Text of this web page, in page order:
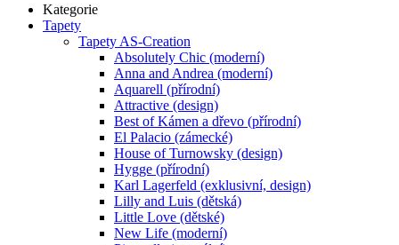
Kategorie
Tapety
Tapety AS-Creation
Absolutely Chic (moderní)
Anna and Andrea (moderní)
Aquarell (přírodní)
Attractive (design)
Best of Kámen a dřevo (přírodní)
El Palacio (zámecké)
House of Turnowsky (design)
Hygge (přírodní)
Karl Lagerfeld (exklusivní, design)
Lilly and Luis (dětská)
Little Love (dětské)
New Life (moderní)